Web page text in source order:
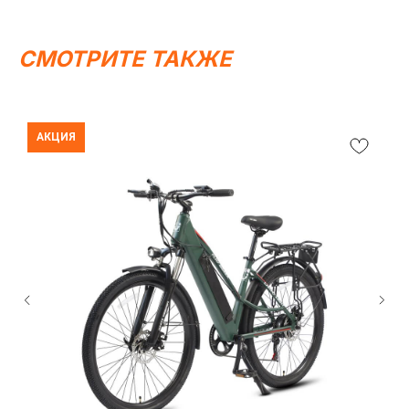
СМОТРИТЕ ТАКЖЕ
АКЦИЯ
ИП Каканова Анна Константиновна
ИНН 450164920881
ОГРНИП 325450000003279
2026, МотоТехника45 Создание сайта
Вся представленная информация носит
информационный характер и ни при каких условиях не
является публичной офертой, определяемой
положениями Статьи 437 (2) ГК РФ.
Написать в Telegram